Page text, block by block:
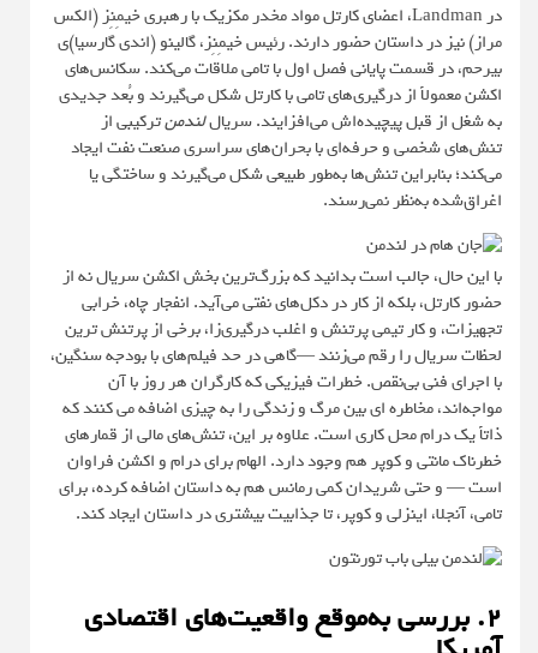
در Landman، اعضای کارتل مواد مخدر مکزیک با رهبری خیمِنِز (الکس
مراز) نیز در داستان حضور دارند. رئیس خیمِنِز، گالینو (اندی گارسیا)ی
بیرحم، در قسمت پایانی فصل اول با تامی ملاقات می‌کند. سکانس‌های
اکشن معمولاً از درگیری‌های تامی با کارتل شکل می‌گیرند و بُعد جدیدی
به شغل از قبل پیچیده‌اش می‌افزایند. سریاللندمنترکیبی از
تنش‌های شخصی و حرفه‌ای با بحران‌های سراسری صنعت نفت ایجاد
می‌کند؛ بنابراین تنش‌ها به‌طور طبیعی شکل می‌گیرند و ساختگی یا
اغراق‌شده به‌نظر نمی‌رسند.
با این حال، جالب است بدانید که بزرگ‌ترین بخش اکشن سریال نه از
حضور کارتل، بلکه از کار در دکل‌های نفتی می‌آید. انفجار چاه، خرابی
تجهیزات، و کار تیمی پرتنش و اغلب درگیری‌زا، برخی از پرتنش ترین
لحظات سریال را رقم می‌زنند —گاهی در حد فیلم‌های با بودجه سنگین،
با اجرای فنی بی‌نقص. خطرات فیزیکی که کارگران هر روز با آن
مواجه‌اند، مخاطره ای بین مرگ و زندگی را به چیزی اضافه می کنند که
ذاتاً یک درام محل کاری است. علاوه بر این، تنش‌های مالی از قمارهای
خطرناک مانتی و کوپر هم وجود دارد. الهام برای درام و اکشن فراوان
است — و حتی شریدان کمی رمانس هم به داستان اضافه کرده، برای
تامی، آنجلا، اینزلی و کوپر، تا جذابیت بیشتری در داستان ایجاد کند.
۲. بررسی به‌موقع واقعیت‌های اقتصادی